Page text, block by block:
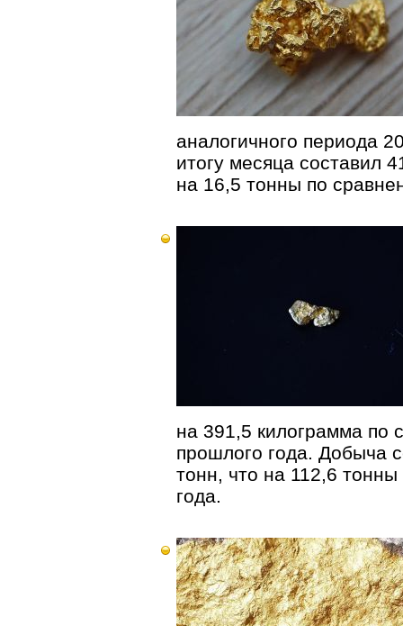
аналогичного периода
итогу месяца составил
на 16,5 тонны по
на 391,5 килограмма по
прошлого года. Добыча
тонн, что на 112,6
года.